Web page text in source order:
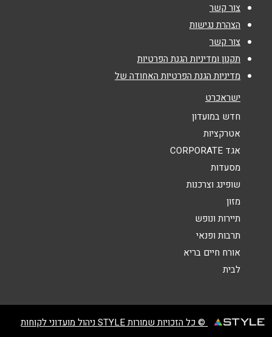
נושא*
אנא חזרו אלי בקשר ל...
צור קשר
הצהרת נגישות
צור קשר
תקנון ומדיניות הגנת הפרטיות
מדיניות הגנת הפרטיות האחודה של
ישראכרט
חדש במועדון
אטרקציות
אגד CORPORATE
מסעדות
שופינג וצרכנות
מזון
תיירות ונופש
תרבות ופנאי
אורח חיים בריא
לבית
© כל הזכויות שמורות STYLE ניהול מועדוני לקוחות